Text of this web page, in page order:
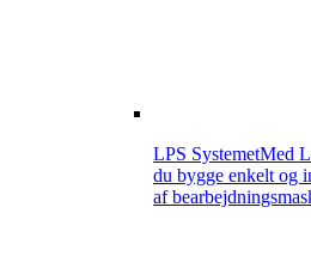
LPS SystemetMed
du bygge enkelt og
af